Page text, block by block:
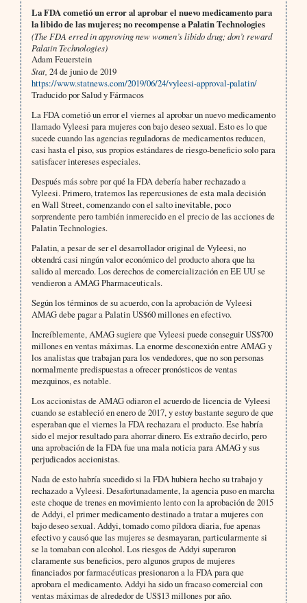
La FDA cometió un error al aprobar el nuevo medicamento para
la libido de las mujeres; no recompense a Palatin Technologies
(The FDA erred in approving new women’s libido drug; don’t reward
Palatin Technologies)
Adam Feuerstein
Stat, 24 de junio de 2019
https://www.statnews.com/2019/06/24/vyleesi-approval-palatin/
Traducido por Salud y Fármacos
La FDA cometió un error el viernes al aprobar un nuevo medicamento
llamado Vyleesi para mujeres con bajo deseo sexual. Esto es lo que
sucede cuando las agencias reguladoras de medicamentos reducen,
casi hasta el piso, sus propios estándares de riesgo-beneficio solo para
satisfacer intereses especiales.
Después más sobre por qué la FDA debería haber rechazado a
Vyleesi. Primero, tratemos las repercusiones de esta mala decisión
en Wall Street, comenzando con el salto inevitable, poco
sorprendente pero también inmerecido en el precio de las acciones de
Palatin Technologies.
Palatin, a pesar de ser el desarrollador original de Vyleesi, no
obtendrá casi ningún valor económico del producto ahora que ha
salido al mercado. Los derechos de comercialización en EE UU se
vendieron a AMAG Pharmaceuticals.
Según los términos de su acuerdo, con la aprobación de Vyleesi
AMAG debe pagar a Palatin US$60 millones en efectivo.
Increíblemente, AMAG sugiere que Vyleesi puede conseguir US$700
millones en ventas máximas. La enorme desconexión entre AMAG y
los analistas que trabajan para los vendedores, que no son personas
normalmente predispuestas a ofrecer pronósticos de ventas
mezquinos, es notable.
Los accionistas de AMAG odiaron el acuerdo de licencia de Vyleesi
cuando se estableció en enero de 2017, y estoy bastante seguro de que
esperaban que el viernes la FDA rechazara el producto. Ese habría
sido el mejor resultado para ahorrar dinero. Es extraño decirlo, pero
una aprobación de la FDA fue una mala noticia para AMAG y sus
perjudicados accionistas.
Nada de esto habría sucedido si la FDA hubiera hecho su trabajo y
rechazado a Vyleesi. Desafortunadamente, la agencia puso en marcha
este choque de trenes en movimiento lento con la aprobación de 2015
de Addyi, el primer medicamento destinado a tratar a mujeres con
bajo deseo sexual. Addyi, tomado como píldora diaria, fue apenas
efectivo y causó que las mujeres se desmayaran, particularmente si
se la tomaban con alcohol. Los riesgos de Addyi superaron
claramente sus beneficios, pero algunos grupos de mujeres
financiados por farmacéuticas presionaron a la FDA para que
aprobara el medicamento. Addyi ha sido un fracaso comercial con
ventas máximas de alrededor de US$13 millones por año.